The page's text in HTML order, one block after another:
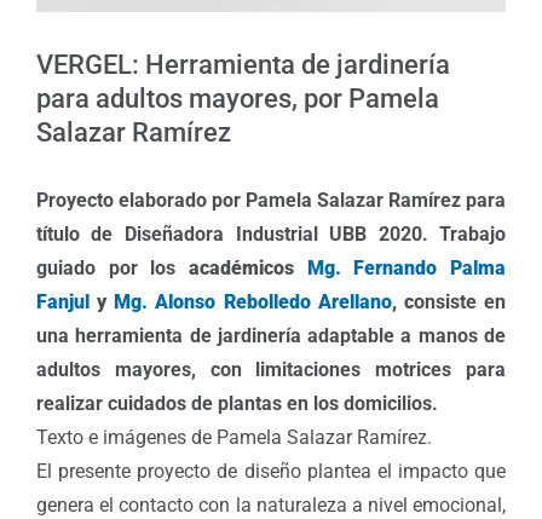
VERGEL: Herramienta de jardinería
para adultos mayores, por Pamela
Salazar Ramírez
Proyecto elaborado por Pamela Salazar Ramírez para
título de Diseñadora Industrial UBB 2020. Trabajo
guiado por los académicos
Mg. Fernando Palma
Fanjul y Mg. Alonso Rebolledo Arellano, consiste en
una herramienta de jardinería adaptable a manos de
adultos mayores, con limitaciones motrices para
realizar cuidados de plantas en los domicilios.
Texto e imágenes de Pamela Salazar Ramírez.
El presente proyecto de diseño plantea el impacto que
genera el contacto con la naturaleza a nivel emocional,